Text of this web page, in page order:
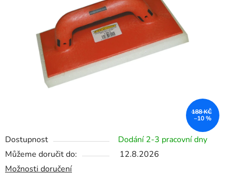
Dostupnost
Dodání 2-3 pracovní dny
Můžeme doručit do:
12.8.2026
Možnosti doručení
188 KČ
–10 %